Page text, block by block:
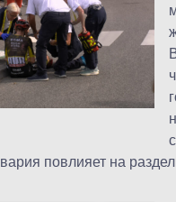
повлияет на